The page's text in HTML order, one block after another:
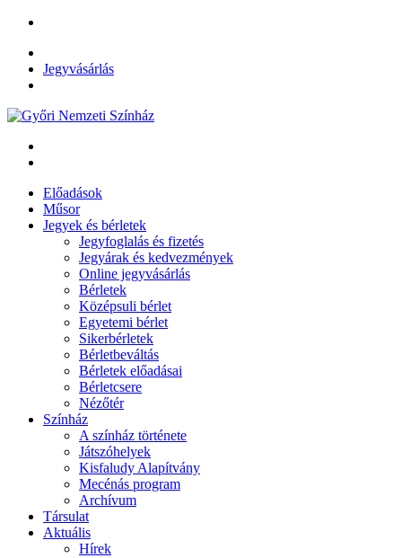
Jegyvásárlás
Előadások
Műsor
Jegyek és bérletek
Jegyfoglalás és fizetés
Jegyárak és kedvezmények
Online jegyvásárlás
Bérletek
Középsuli bérlet
Egyetemi bérlet
Sikerbérletek
Bérletbeváltás
Bérletek előadásai
Bérletcsere
Nézőtér
Színház
A színház története
Játszóhelyek
Kisfaludy Alapítvány
Mecénás program
Archívum
Társulat
Aktuális
Hírek